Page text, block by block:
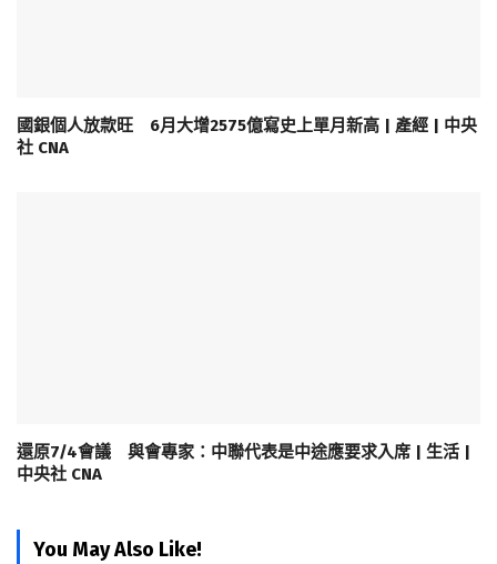
國銀個人放款旺 6月大增2575億寫史上單月新高 | 產經 | 中央
社 CNA
還原7/4會議 與會專家：中聯代表是中途應要求入席 | 生活 |
中央社 CNA
You May Also Like!